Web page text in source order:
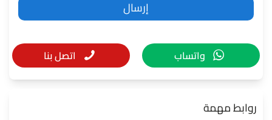
واتساب اتصل بنا
روابط مهمة